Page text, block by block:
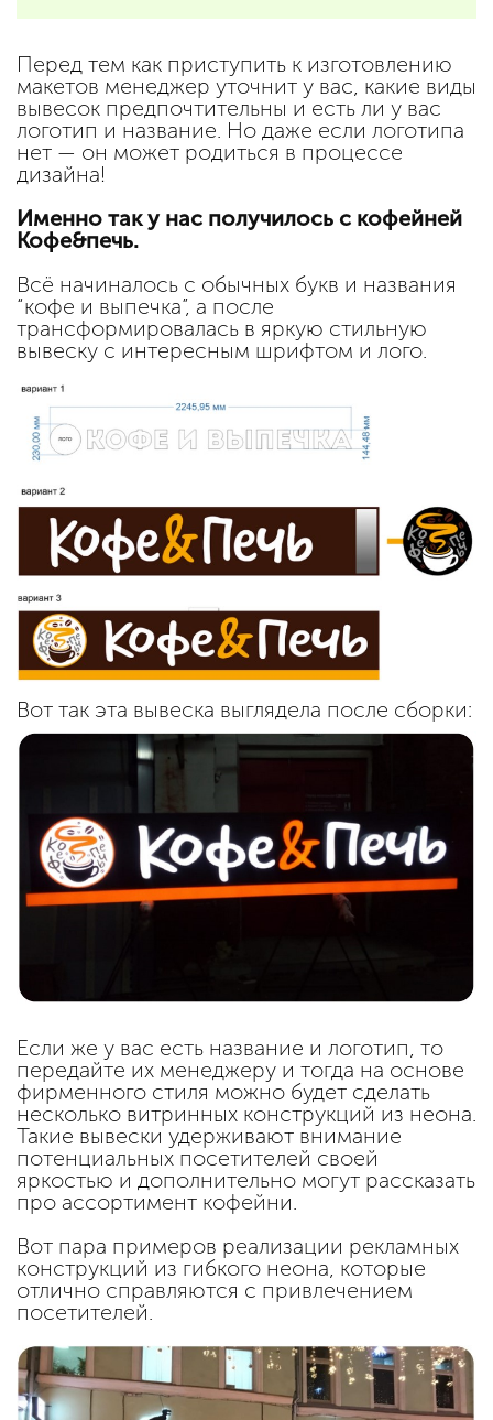
Перед тем как приступить к изготовлению
макетов менеджер уточнит у вас, какие виды
вывесок предпочтительны и есть ли у вас
логотип и название. Но даже если логотипа
нет — он может родиться в процессе
дизайна!
Именно так у нас получилось с кофейней
Кофе&печь.
Всё начиналось с обычных букв и названия
“кофе и выпечка”, а после
трансформировалась в яркую стильную
вывеску с интересным шрифтом и лого.
Вот так эта вывеска выглядела после сборки:
Если же у вас есть название и логотип, то
передайте их менеджеру и тогда на основе
фирменного стиля можно будет сделать
несколько витринных конструкций из неона.
Такие вывески удерживают внимание
потенциальных посетителей своей
яркостью и дополнительно могут рассказать
про ассортимент кофейни.
Вот пара примеров реализации рекламных
конструкций из гибкого неона, которые
отлично справляются с привлечением
посетителей.